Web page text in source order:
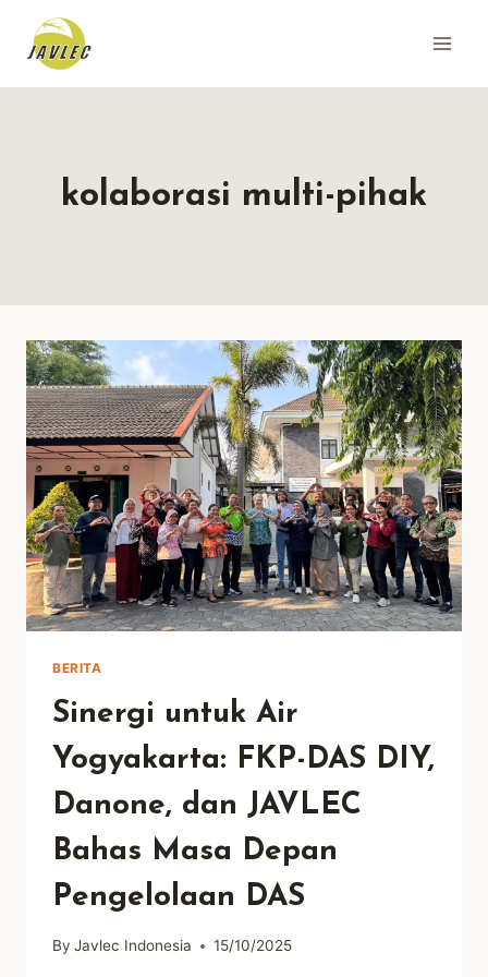
content
kolaborasi multi-pihak
BERITA
Sinergi untuk Air
Yogyakarta: FKP-DAS DIY,
Danone, dan JAVLEC
Bahas Masa Depan
Pengelolaan DAS
By Javlec Indonesia 15/10/2025